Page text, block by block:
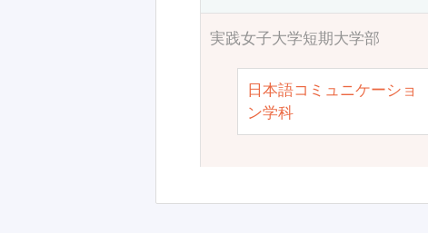
実践女子大学短期大学部
日本語コミュニケーショ
ン学科